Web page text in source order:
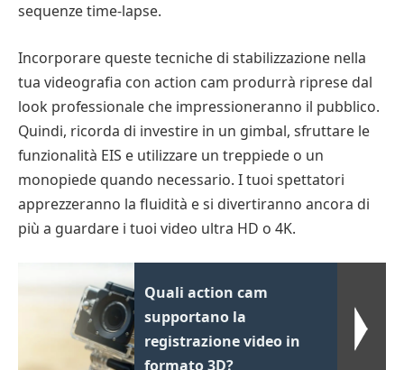
sequenze time-lapse.
Incorporare queste tecniche di stabilizzazione nella
tua videografia con action cam produrrà riprese dal
look professionale che impressioneranno il pubblico.
Quindi, ricorda di investire in un gimbal, sfruttare le
funzionalità EIS e utilizzare un treppiede o un
monopiede quando necessario. I tuoi spettatori
apprezzeranno la fluidità e si divertiranno ancora di
più a guardare i tuoi video ultra HD o 4K.
Quali action cam
supportano la
registrazione video in
formato 3D?